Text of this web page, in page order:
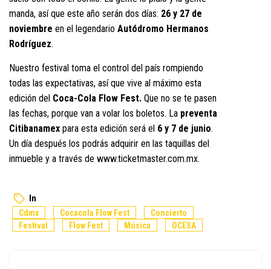
manda, así que este año serán dos días: 26 y 27 de
noviembre en el legendario Autódromo Hermanos
Rodríguez.
Nuestro festival toma el control del país rompiendo
todas las expectativas, así que vive al máximo esta
edición del Coca-Cola Flow Fest. Que no se te pasen
las fechas, porque van a volar los boletos. La preventa
Citibanamex para esta edición será el 6 y 7 de junio.
Un día después los podrás adquirir en las taquillas del
inmueble y a través de www.ticketmaster.com.mx.
In
Cdmx Cocacola Flow Fest
Concierto
Festival
Flow Fest Música OCESA